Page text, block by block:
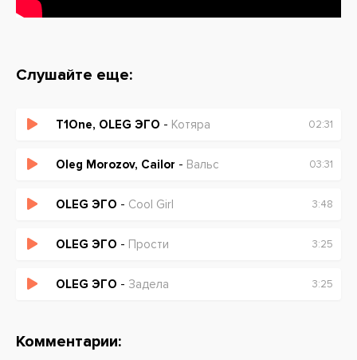
Слушайте еще:
T1One, OLEG ЭГО - Котяра 02:31
Oleg Morozov, Cailor - Вальс 03:31
OLEG ЭГО - Сool Girl 3:48
OLEG ЭГО - Прости 3:25
OLEG ЭГО - Задела 3:25
Комментарии: